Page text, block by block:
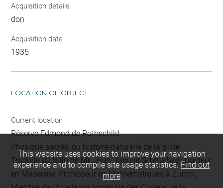
Acquisition details
don
Acquisition date
1935
LOCATION OF OBJECT
Current location
Réserve Edmond de Rothschild
Physique sacrée, ou histoire-naturelle de la Bible.
Traduite du latin de Mr. Jean-Jaques Scheuchzer, Docteur
en Medecine, Professeur en Mathématiques à Zurich,
This website uses cookies to improve your navigation
experience and to compile site usage statistics.Find out
more